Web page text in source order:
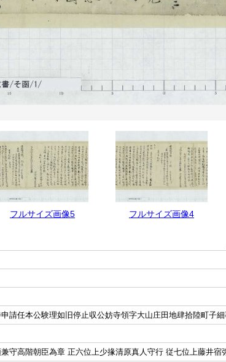
フルサイズ画像5 フルサイズ画像4
請任本公験理如旧停止収公妨寺領字大山庄田地肆拾陸町子
守高階朝臣為章 正六位上少掾清原真人守行 従七位上藤井